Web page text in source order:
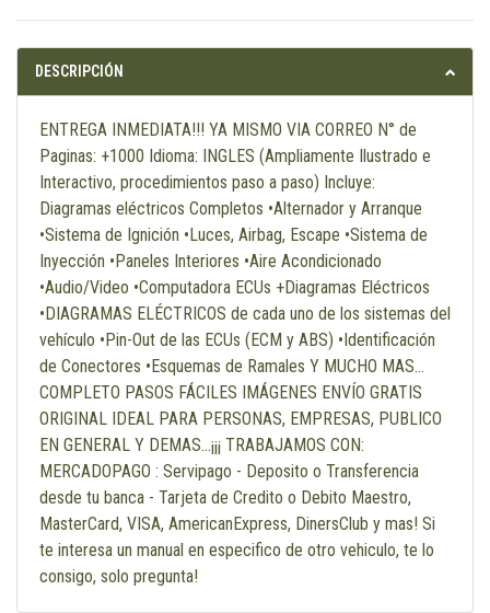
DESCRIPCIÓN
ENTREGA INMEDIATA!!! YA MISMO VIA CORREO N° de
Paginas: +1000 Idioma: INGLES (Ampliamente Ilustrado e
Interactivo, procedimientos paso a paso) Incluye:
Diagramas eléctricos Completos •Alternador y Arranque
•Sistema de Ignición •Luces, Airbag, Escape •Sistema de
Inyección •Paneles Interiores •Aire Acondicionado
•Audio/Video •Computadora ECUs +Diagramas Eléctricos
•DIAGRAMAS ELÉCTRICOS de cada uno de los sistemas del
vehículo •Pin-Out de las ECUs (ECM y ABS) •Identificación
de Conectores •Esquemas de Ramales Y MUCHO MAS...
COMPLETO PASOS FÁCILES IMÁGENES ENVÍO GRATIS
ORIGINAL IDEAL PARA PERSONAS, EMPRESAS, PUBLICO
EN GENERAL Y DEMAS...¡¡¡ TRABAJAMOS CON:
MERCADOPAGO : Servipago - Deposito o Transferencia
desde tu banca - Tarjeta de Credito o Debito Maestro,
MasterCard, VISA, AmericanExpress, DinersClub y mas! Si
te interesa un manual en especifico de otro vehiculo, te lo
consigo, solo pregunta!